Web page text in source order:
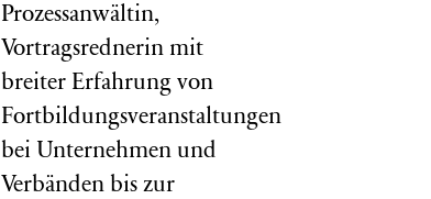
Prozessanwältin,
Vortragsrednerin mit
breiter Erfahrung von
Fortbildungsveranstaltungen
bei Unternehmen und
Verbänden bis zur